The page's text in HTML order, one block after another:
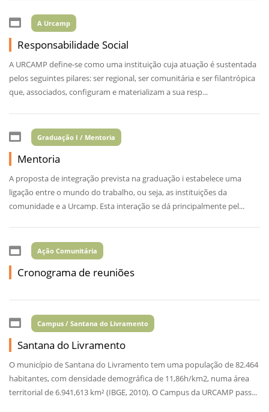
A Urcamp
Responsabilidade Social
A URCAMP define-se como uma instituição cuja atuação é sustentada
pelos seguintes pilares: ser regional, ser comunitária e ser filantrópica
que, associados, configuram e materializam a sua resp...
Graduação I / Mentoria
Mentoria
A proposta de integração prevista na graduação i estabelece uma
ligação entre o mundo do trabalho, ou seja, as instituições da
comunidade e a Urcamp. Esta interação se dá principalmente pel...
Ação Comunitária
Cronograma de reuniões
Campus / Santana do Livramento
Santana do Livramento
O município de Santana do Livramento tem uma população de 82.464
habitantes, com densidade demográfica de 11,86h/km2, numa área
territorial de 6.941,613 km² (IBGE, 2010). O Campus da URCAMP pass...